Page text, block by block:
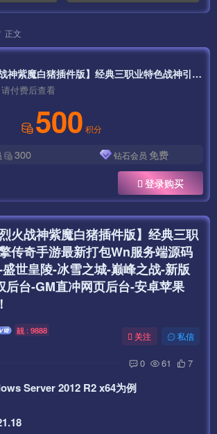
正文
【传奇手游之烈火战神紫魔白猪插件版】经典三职业特色战神引擎传奇手游最新打包Wn服务端源码视频架设教程-盛世皇陵-冰雪之城-巅峰之战-新版多功能GM授权后台-GM直冲网页后台-安卓苹果IOS双端版本！
付费后查看
500 积分
300 钻石会员 免费
登录购买
火战神紫魔白猪插件版】经典三职
传奇手游最新打包Wn服务端源码
世皇陵-冰雪之城-巅峰之战-新版
后台-GM直冲网页后台-安卓苹果
靓 : 9888 关注 私信
0 61 7
Server 2012 R2 x64为例